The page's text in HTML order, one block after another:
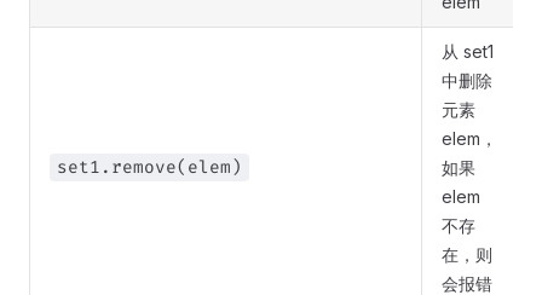
set1.remove(elem)
从 set1
中删除
元素
elem，
如果
elem
不存
在，则
会报错